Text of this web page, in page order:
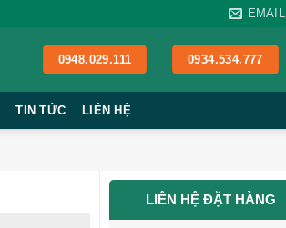
EMAIL
0948.029.111 0934.534.777
TIN TỨC LIÊN HỆ
LIÊN HỆ ĐẶT HÀNG